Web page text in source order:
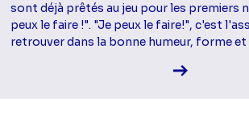
sont déjà prêtés au jeu pour les premiers
peux le faire !". "Je peux le faire!", c'est
retrouver dans la bonne humeur, forme
Voir la